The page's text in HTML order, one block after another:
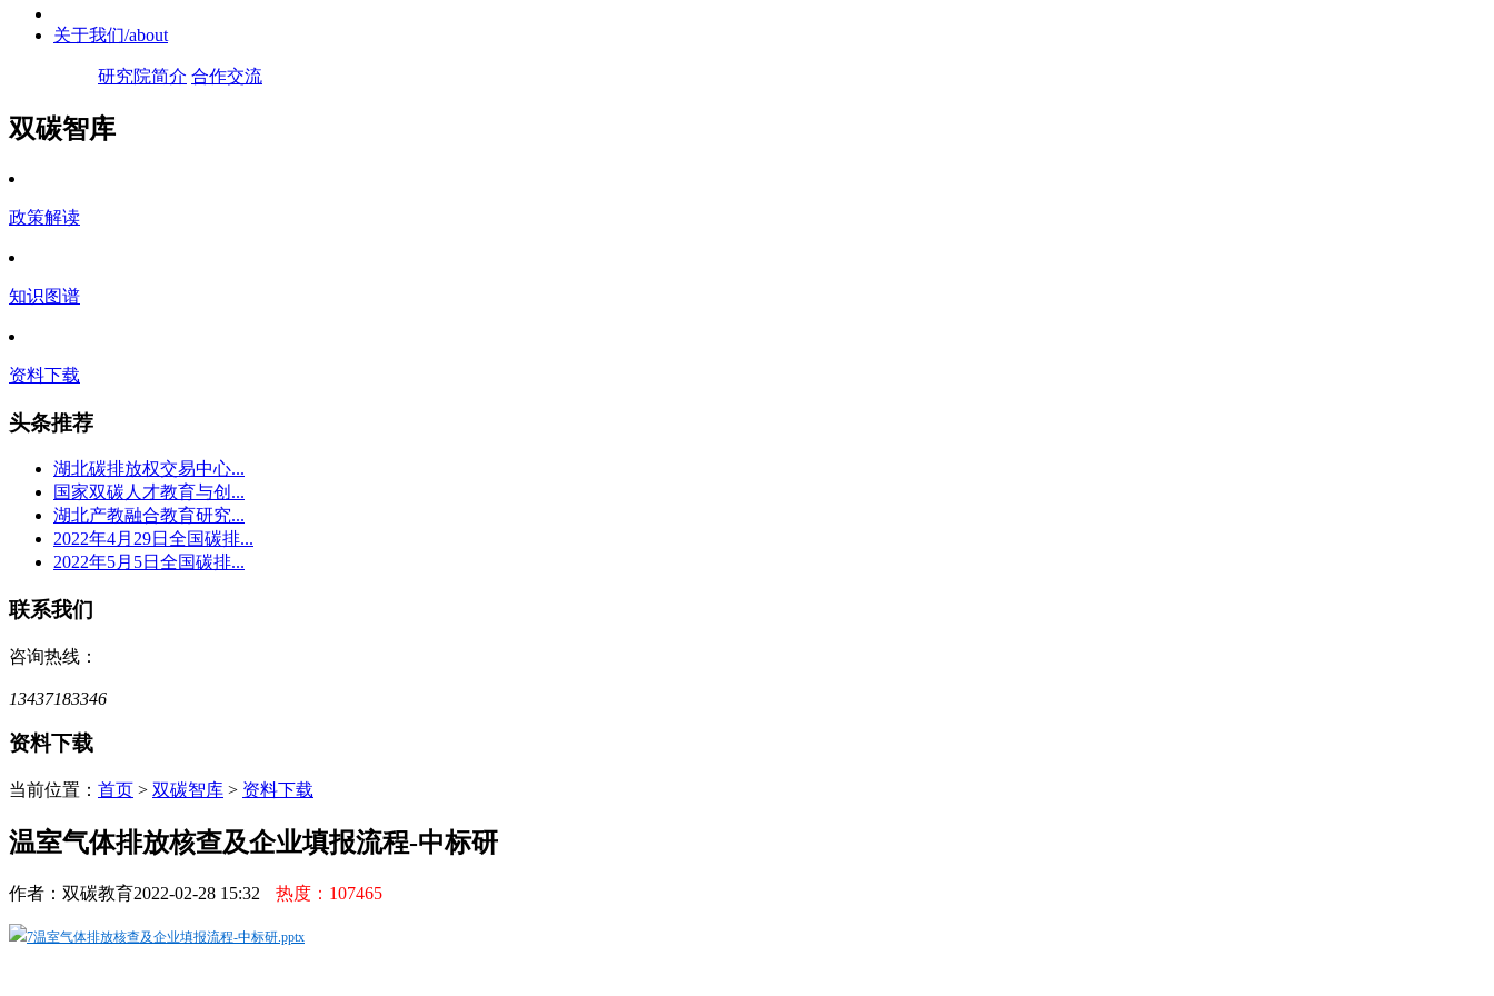
关于我们/about
研究院简介 合作交流
双碳智库
政策解读
知识图谱
资料下载
头条推荐
湖北碳排放权交易中心...
国家双碳人才教育与创...
湖北产教融合教育研究...
2022年4月29日全国碳排...
2022年5月5日全国碳排...
联系我们
咨询热线：
13437183346
资料下载
当前位置： 首页 > 双碳智库 > 资料下载
温室气体排放核查及企业填报流程-中标研
作者：双碳教育2022-02-28 15:32 热度：107465
7温室气体排放核查及企业填报流程-中标研.pptx